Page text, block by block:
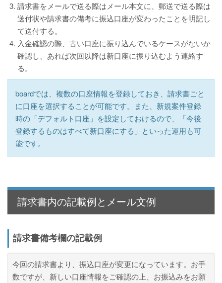
請求書をメールで送る際はメール本文に、郵送で送る際は
送付状や請求書の備考に振込口座が変わったことを明記し
て送付する。
入金確認の際、古い口座に振り込んでいるケースがないか
確認し、あれば次回以降は新口座に振り込むよう連絡す
る。
boardでは、複数の口座情報を登録しておき、請求書ごと
に口座を選択することが可能です。また、新規案件登録
時の「デフォルト口座」を設定しておけるので、「今後
登録するものはすべて新口座にする」といった運用も可
能です。
請求書内の記載例とメール文例
請求書備考欄の記載例
今回の請求書より、振込口座が変更になっています。お手
数ですが、新しい口座情報をご確認の上、お振込みをお願